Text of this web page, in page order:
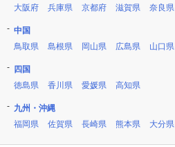
大阪府
兵庫県 京都府 滋賀県 奈良県
中国
鳥取県
島根県 岡山県 広島県 山口県
四国
徳島県
香川県 愛媛県 高知県
九州・沖縄
福岡県
佐賀県 長崎県 熊本県 大分県